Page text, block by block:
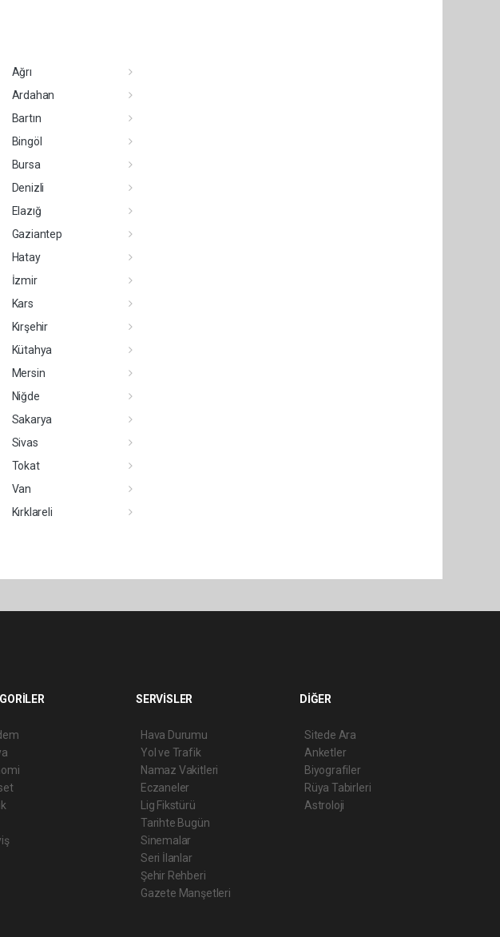
Ağrı
Ardahan
Bartın
Bingöl
Bursa
Denizli
Elazığ
Gaziantep
Hatay
İzmir
Kars
Kırşehir
Kütahya
Mersin
Niğde
Sakarya
Sivas
Tokat
Van
Kırklareli
SERVİSLER
Hava Durumu
Yol ve Trafik
Namaz Vakitleri
Eczaneler
Lig Fikstürü
Tarihte Bugün
Sinemalar
Seri İlanlar
Şehir Rehberi
Gazete Manşetleri
DİĞER
Sitede Ara
Anketler
Biyografiler
Rüya Tabirleri
Astroloji